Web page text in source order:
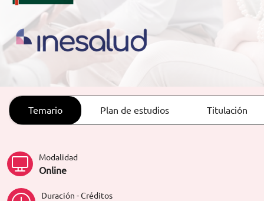
ORIENTACIÓN LABORAL
Temario Plan de estudios Titulación
Modalidad
Online
Duración - Créditos